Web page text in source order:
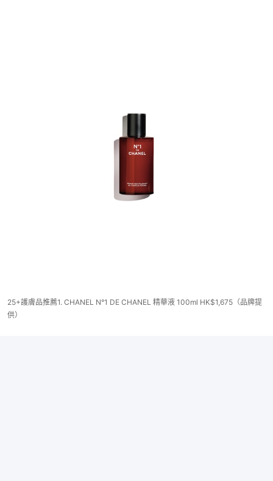
25+護膚品推薦1. CHANEL N°1 DE CHANEL 精華液 100ml HK$1,675（品牌提
供）